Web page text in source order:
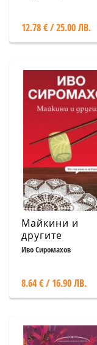
12.78 € / 25.00 ЛВ.
Майкини и
другите
Иво Сиромахов
8.64 € / 16.90 ЛВ.